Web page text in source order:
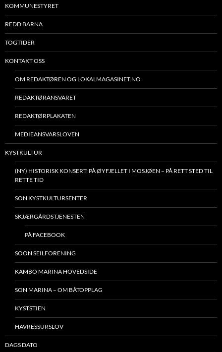
KOMMUNESTYRET
REDD BARNA
TOGTIDER
KONTAKT OSS
OM REDAKTØREN OG LOKALMAGASINET.NO
REDAKTØRANSVARET
REDAKTØRPLAKATEN
MEDIEANSVARSLOVEN
KYSTKULTUR
(NY) HISTORISK KONSERT: PÅ ØYFJELLET I MOSJØEN – PÅ RETT STED TIL
RETTE TID
SON KYSTKULTURSENTER
SKJÆRGÅRDSTJENESTEN
PÅ FACEBOOK
SOON SEILFORENING
KAMBO MARINA HOVEDSIDE
SON MARINA – OM BÅTOPPLAG
KYSTSTIEN
HAVRESSURSLOV
DAGS DATO